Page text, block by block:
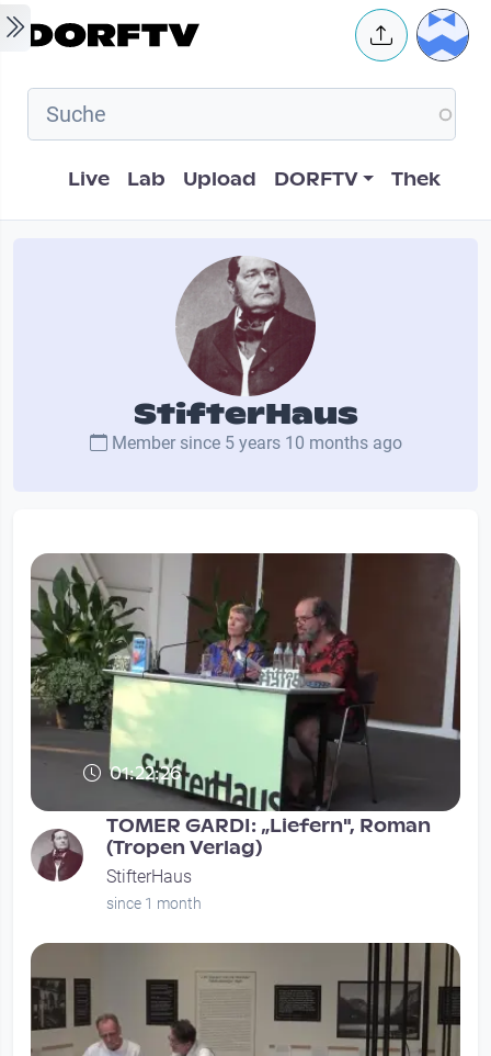
Skip to main content User
Hauptnavigation
Live Lab Upload DORFTV Thek
StifterHaus
Member since 5 years 10 months ago
01:22:26
TOMER GARDI: „Liefern", Roman
(Tropen Verlag)
StifterHaus
since 1 month